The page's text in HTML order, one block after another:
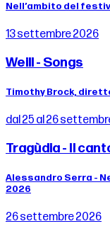
Nell’ambito del
13 settembre 2026
Weill - Songs
Timothy Brock,
dal 25 al 26
Tragùdia - Il
Alessandro Serra -
2026
26 settembre 2026